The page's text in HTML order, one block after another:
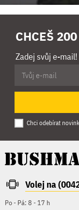
CHCEŠ
Zadej svůj e-mail!
Chci odebírat
Volej na
Po - Pá: 8 - 17 h